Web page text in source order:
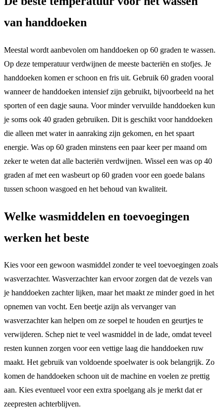
van handdoeken
Meestal wordt aanbevolen om handdoeken op 60 graden te wassen.
Op deze temperatuur verdwijnen de meeste bacteriën en stofjes. Je
handdoeken komen er schoon en fris uit. Gebruik 60 graden vooral
wanneer de handdoeken intensief zijn gebruikt, bijvoorbeeld na het
sporten of een dagje sauna. Voor minder vervuilde handdoeken kun
je soms ook 40 graden gebruiken. Dit is geschikt voor handdoeken
die alleen met water in aanraking zijn gekomen, en het spaart
energie. Was op 60 graden minstens een paar keer per maand om
zeker te weten dat alle bacteriën verdwijnen. Wissel een was op 40
graden af met een wasbeurt op 60 graden voor een goede balans
tussen schoon wasgoed en het behoud van kwaliteit.
Welke wasmiddelen en toevoegingen
werken het beste
Kies voor een gewoon wasmiddel zonder te veel toevoegingen zoals
wasverzachter. Wasverzachter kan ervoor zorgen dat de vezels van
je handdoeken zachter lijken, maar het maakt ze minder goed in het
opnemen van vocht. Een beetje azijn als vervanger van
wasverzachter kan helpen om ze soepel te houden en geurtjes te
verwijderen. Schep niet te veel wasmiddel in de lade, omdat teveel
resten kunnen zorgen voor een vettige laag die handdoeken ruw
maakt. Het gebruik van voldoende spoelwater is ook belangrijk. Zo
komen de handdoeken schoon uit de machine en voelen ze prettig
aan. Kies eventueel voor een extra spoelgang als je merkt dat er
zeepresten achterblijven.